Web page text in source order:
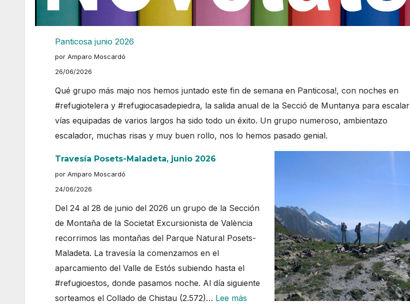
Panticosa junio 2026
por Amparo Moscardó
26/06/2026
Qué grupo más majo nos hemos juntado este fin de semana en Panticosa!, con noches en
#refugiotelera y #refugiocasadepiedra, la salida anual de la Secció de Muntanya para escalar
vías equipadas de varios largos ha sido todo un éxito. Un grupo numeroso, ambientazo
escalador, muchas risas y muy buen rollo, nos lo hemos pasado genial.
Travesía Posets-Maladeta, junio 2026
por Amparo Moscardó
24/06/2026
Del 24 al 28 de junio del 2026 un grupo de la Sección
de Montaña de la Societat Excursionista de València
recorrimos las montañas del Parque Natural Posets-
Maladeta. La travesía la comenzamos en el
aparcamiento del Valle de Estós subiendo hasta el
#refugioestos, donde pasamos noche. Al día siguiente
sorteamos el Collado de Chistau (2.572)… Lee más